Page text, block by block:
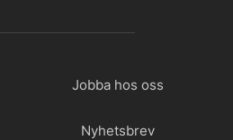
Jobba hos oss
Nyhetsbrev